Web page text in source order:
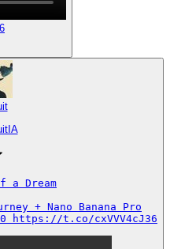
a Dream
+ Nano Banana Pro
https://t.co/cxVVV4cJ36